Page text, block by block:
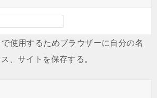
使用するためブラウザーに自分の名
、サイトを保存する。